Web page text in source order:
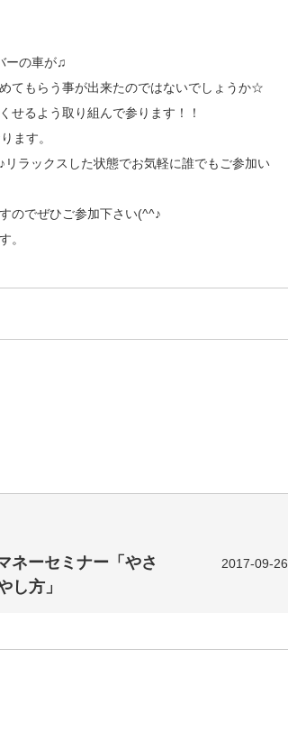
ーの車が♫
てもらう事が出来たのではないでしょうか☆
せるよう取り組んで参ります！！
ます。
ラックスした状態でお気軽に誰でもご参加い
のでぜひご参加下さい(^^♪
。
ネーセミナー「やさ
方」
2017-09-26